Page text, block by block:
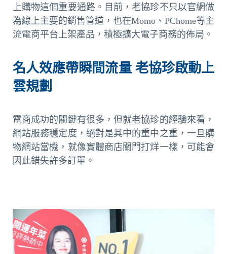
上購物這個重要通路。目前，老協珍不只以官網做
為線上主要的銷售管道，也在Momo、PChome等主
流電商平台上架產品，積極擴大電子商務的佈局。
名人效應帶瞬間流量 老協珍啟動上
雲規劃
電商成功的關鍵有很多，但就老協珍的經驗來看，
網站服務穩定度，絕對是其中的重中之重，一旦購
物網站當機，就像實體商店關門打烊一樣，可能會
因此錯失許多訂單。